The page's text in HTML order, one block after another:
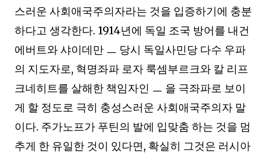
스러운 사회애국주의자라는 것을 입증하기에 충분
하다고 생각한다. 1914년에 독일 조국 방어를 내건
에버트와 샤이데만 ㅡ 당시 독일사민당 다수 우파
의 지도자로, 혁명좌파 로자 룩셈부르크와 칼 리프
크네히트를 살해한 책임자인 ㅡ 을 극좌파로 보이
게 할 정도로 극히 충성스러운 사회애국주의자 말
이다. 주가노프가 푸틴의 발에 입맞춤 하는 것을 멈
추게 한 유일한 것이 있다면, 확실히 그것은 러시아